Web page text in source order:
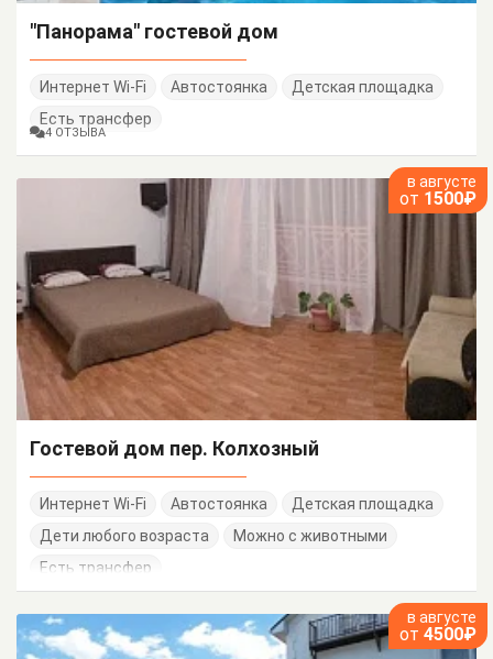
"Панорама" гостевой дом
Интернет Wi-Fi Автостоянка
Детская площадка
Есть трансфер
4 ОТЗЫВА
в августе
от 1500₽
Гостевой дом пер. Колхозный
Интернет Wi-Fi Автостоянка
Детская площадка
Дети любого возраста
Можно с животными
Есть трансфер
в августе
от 4500₽